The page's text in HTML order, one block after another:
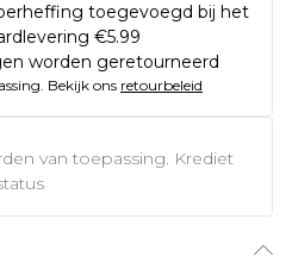
toegevoegd bij het
€5.99
worden geretourneerd
Bekijk ons retourbeleid
van toepassing. Krediet